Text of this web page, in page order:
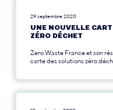
29 septembre 2020
UNE NOUVELLE
ZÉRO DÉCHET
Zero Waste France et son
carte des solutions zéro